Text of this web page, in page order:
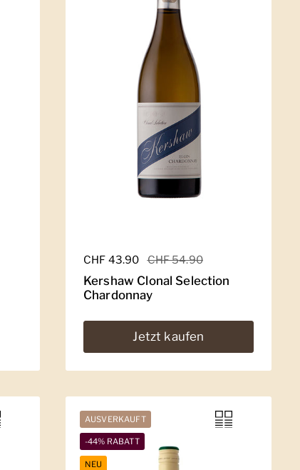
Regulärer Preis
CHF 43.90 Sale-Preis
CHF 54.90
Kershaw Clonal Selection
Chardonnay
Jetzt kaufen
AUSVERKAUFT
-44% RABATT
NEU